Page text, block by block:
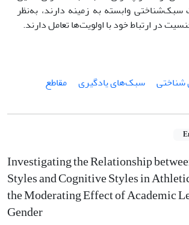
وابسته به زمینه دارند، به‌نظر
در ارتباط خود با اولویت‌ها تعامل دارند.
سبک‌های یادگیری
مقاطع
Investigating the Relationship
Styles and Cognitive Styles in
the Moderating Effect of Academic
Gender